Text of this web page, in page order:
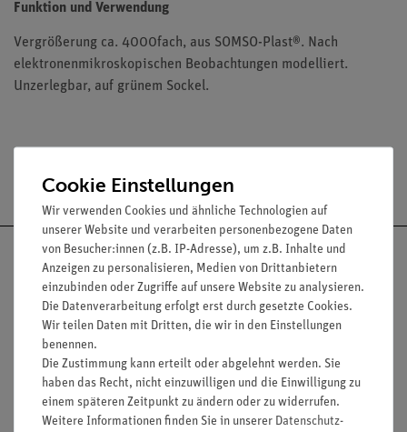
Funktion und Verwendung
Vergrößerung ca. 4000fach, aus SOMSO-Plast®. Nach
elektronenmikroskopischen Beobachtungen modelliert.
Unzerlegbar, auf grünem Sockel.
Versandkostenfrei ab 300,- €
Nach oben
Informationen Service
Cookie Einstellungen
Wir verwenden Cookies und ähnliche Technologien auf
unserer Website und verarbeiten personenbezogene Daten
von Besucher:innen (z.B. IP-Adresse), um z.B. Inhalte und
Anzeigen zu personalisieren, Medien von Drittanbietern
einzubinden oder Zugriffe auf unsere Website zu analysieren.
Die Datenverarbeitung erfolgt erst durch gesetzte Cookies.
Wir teilen Daten mit Dritten, die wir in den Einstellungen
benennen.
Die Zustimmung kann erteilt oder abgelehnt werden. Sie
haben das Recht, nicht einzuwilligen und die Einwilligung zu
einem späteren Zeitpunkt zu ändern oder zu widerrufen.
Weitere Informationen finden Sie in unserer Daten­schutz­